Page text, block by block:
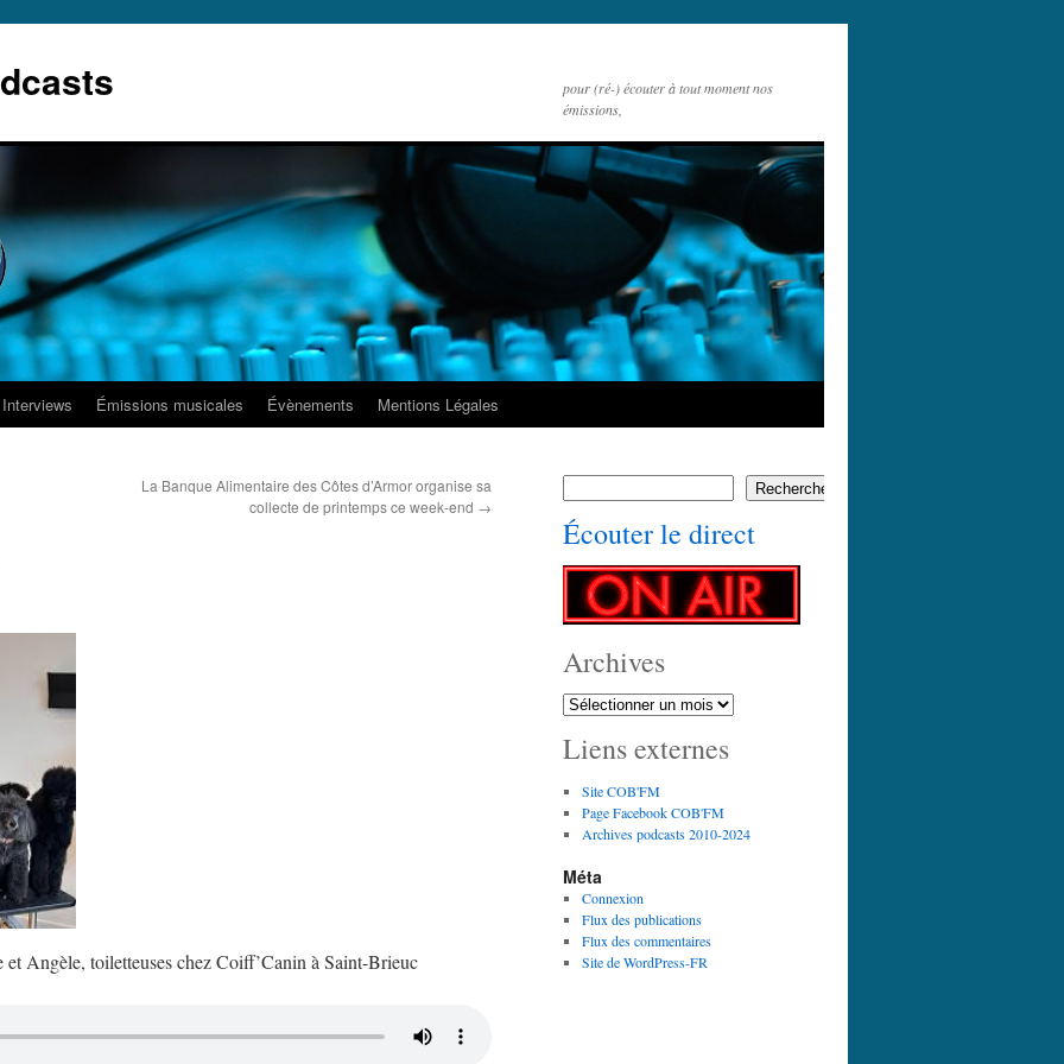
pour (ré-) écouter à tout moment nos
émissions,
Émissions musicales Évènements Mentions Légales
La Banque Alimentaire des Côtes d’Armor organise sa
collecte de printemps ce week-end →
et Angèle, toiletteuses chez Coiff’Canin à Saint-Brieuc
Rechercher
Écouter le direct
Archives
Archives
Liens externes
Site COB'FM
Page Facebook COB'FM
Archives podcasts 2010-2024
Méta
Connexion
Flux des publications
Flux des commentaires
Site de WordPress-FR